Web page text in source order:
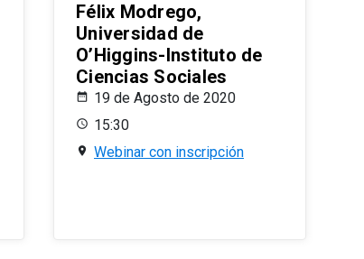
Félix Modrego,
Universidad de
O’Higgins-Instituto de
Ciencias Sociales
19 de Agosto de 2020
15:30
Webinar con inscripción